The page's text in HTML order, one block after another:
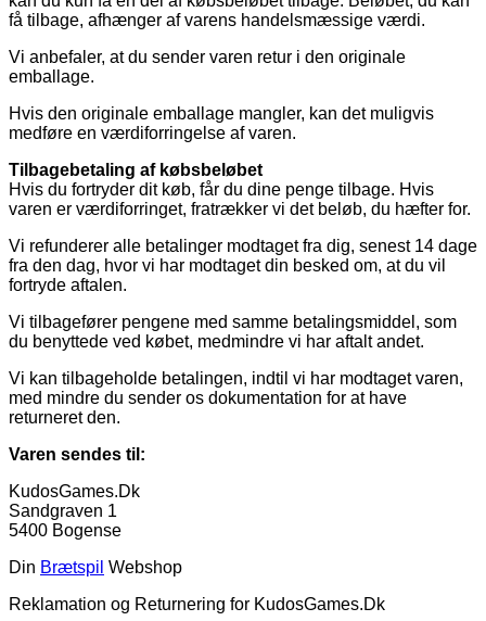
få tilbage, afhænger af varens handelsmæssige værdi.
Vi anbefaler, at du sender varen retur i den originale
emballage.
Hvis den originale emballage mangler, kan det muligvis
medføre en værdiforringelse af varen.
Tilbagebetaling af købsbeløbet
Hvis du fortryder dit køb, får du dine penge tilbage. Hvis
varen er værdiforringet, fratrækker vi det beløb, du hæfter for.
Vi refunderer alle betalinger modtaget fra dig, senest 14 dage
fra den dag, hvor vi har modtaget din besked om, at du vil
fortryde aftalen.
Vi tilbagefører pengene med samme betalingsmiddel, som
du benyttede ved købet, medmindre vi har aftalt andet.
Vi kan tilbageholde betalingen, indtil vi har modtaget varen,
med mindre du sender os dokumentation for at have
returneret den.
Varen sendes til:
KudosGames.Dk
Sandgraven 1
5400 Bogense
Din Brætspil Webshop
Reklamation og Returnering for KudosGames.Dk